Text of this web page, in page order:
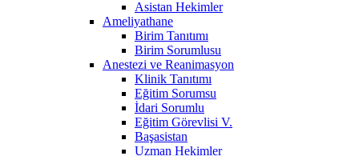
Asistan Hekimler
Ameliyathane
Birim Tanıtımı
Birim Sorumlusu
Anestezi ve Reanimasyon
Klinik Tanıtımı
Eğitim Sorumsu
İdari Sorumlu
Eğitim Görevlisi V.
Başasistan
Uzman Hekimler